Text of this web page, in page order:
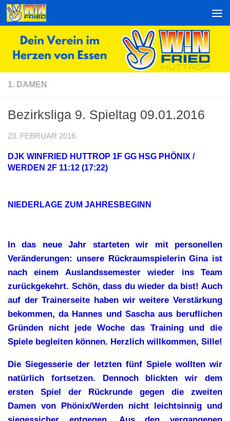
Zum Inhalt springen
1. DAMEN
Bezirksliga 9. Spieltag 09.01.2016
23. FEBRUAR 2016
DJK WINFRIED HUTTROP 1F GG HSG PHÖNIX /
WERDEN 2F 11:12 (17:22)
NIEDERLAGE ZUM JAHRESBEGINN
In das neue Jahr starteten wir mit personellen
Veränderungen: unsere Rückraumspielerin Gina ist
nach einem Auslandssemester wieder ins Team
zurückgekehrt. Schön, dass du wieder da bist! Auch
auf der Trainerseite haben wir weitere Verstärkung
bekommen, da Hannes und Sascha aus beruflichen
Gründen nicht jede Woche das Training und die
Spiele begleiten können. Herzlich willkommen, Sille!
Die Siegesserie der letzten fünf Spiele wollten wir
natürlich fortsetzen. Dennoch blickten wir dem
ersten Spiel der Rückrunde gegen die zweiten
Damen von Phönix/Werden nicht leichtsinnig und